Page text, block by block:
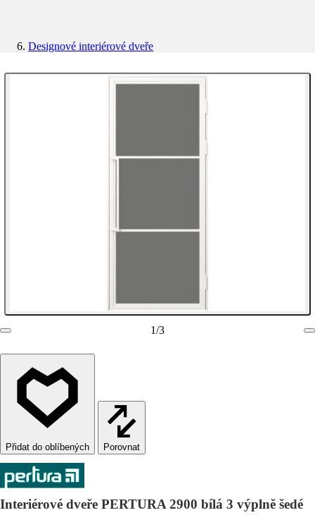
Designové interiérové dveře
1/3
Porovnat
Interiérové dveře PERTURA 2900 bílá 3 výplně šedé